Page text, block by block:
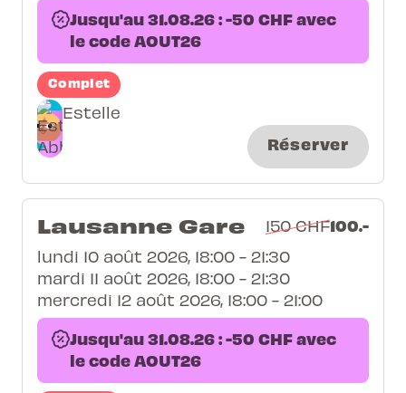
Jusqu'au 31.08.26 : -50 CHF avec
le code AOUT26
Complet
Estelle
Réserver
Lausanne Gare 150 CHF100.-
lundi 10 août 2026, 18:00 - 21:30
mardi 11 août 2026, 18:00 - 21:30
mercredi 12 août 2026, 18:00 - 21:00
Jusqu'au 31.08.26 : -50 CHF avec
le code AOUT26